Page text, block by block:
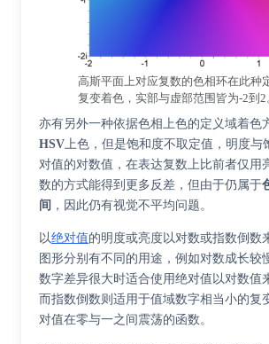
高斯平面上对应复数的色相环在此种
复变着色，实部与虚部范围皆为-2到2
亦有另外一种依据色相上色的定义域着色
HSV 上色，但是饱和度不取定值，明度与
对值的对数值，在表达复数上比前者仅用
数的方式能得到更多反差，但由于仍属于
间 ，因此仍有视觉不平均问题。
以绝对值的明度或亮度以对数或指数倒数
图形分别有不同的用途，例如对数成长较
数字差异很大时适合使用绝对值以对数值
而指数倒数则适用于值域数字相当小的复
对值在零与一之间震荡的函数。